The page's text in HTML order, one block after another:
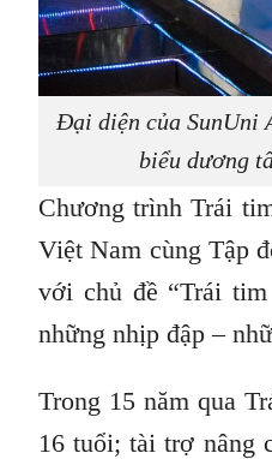
Đại diện của SunUni
biểu dương
Chương trình Trái
Việt Nam cùng Tập
với chủ đề “Trái
những nhịp đập –
Trong 15 năm qua
16 tuổi; tài trợ nâng